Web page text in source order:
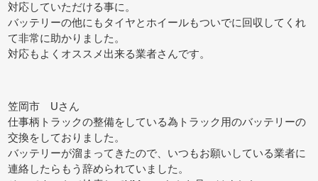
対応していただける事に。
バッテリーの他にもタイヤとホイールもついでに回収してくれ
て非常に助かりました。
対応もよくオススメ出来る業者さんです。
笠岡市 Uさん
仕事柄トラックの整備をしている為トラック用のバッテリーの
交換をしておりました。
バッテリーが溜まってきたので、いつもお願いしている業者に
連絡したらもう辞められていました。